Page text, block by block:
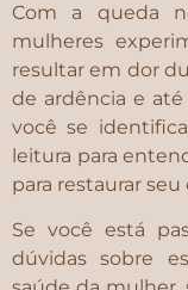
Com a queda
mulheres
resultar em dor
de ardência e até
você se
leitura para
para restaurar
Se você está
dúvidas sobre